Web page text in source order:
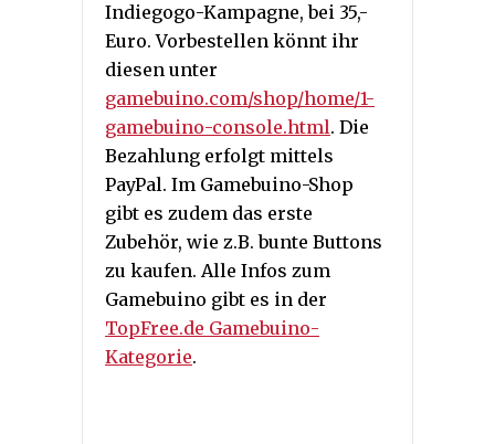
Indiegogo-Kampagne, bei 35,-
Euro. Vorbestellen könnt ihr
diesen unter
gamebuino.com/shop/home/1-
gamebuino-console.html. Die
Bezahlung erfolgt mittels
PayPal. Im Gamebuino-Shop
gibt es zudem das erste
Zubehör, wie z.B. bunte Buttons
zu kaufen. Alle Infos zum
Gamebuino gibt es in der
TopFree.de Gamebuino-
Kategorie.